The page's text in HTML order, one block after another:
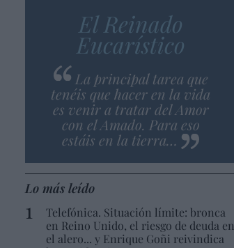
El Reinado
Eucarístico
La principal tarea que
tenéis que hacer en la vida
es venir a tratar del Amor
con el Amado. Para eso
estáis en la tierra…
Lo más leído
Telefónica. Situación límite: bronca
en Reino Unido, el riesgo de deuda en
el alero... y Enrique Goñi reivindica